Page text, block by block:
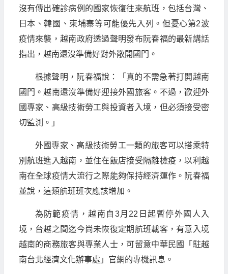
沒有傳出確診病例的國家恢復往來航班，包括台灣、
日本、韓國、柬埔寨等可能優先入列。但憂心第2波
疫情來襲，越南政府透過聲明發布阮春福的最新講話
指出，越南還沒準備好對外敞開國門。
根據聲明，阮春福說：「真的不需急著打開越南
國門。越南還沒準備好迎接外國旅客。不過，歡迎外
國專家、高級技術勞工與投資者入境，但必須接受密
切監測。」
外國專家、高級技術勞工一類的旅客可以搭乘特
別航班進入越南，並住在飯店接受隔離檢疫，以利越
南在全球疫情大流行之際能夠保持經濟運作。阮春福
並說，這類航班班次應該增加。
為防範疫情，越南自3月22日起暫停外國人入
境，台越之間迄今尚未恢復定期航班載客，有意入境
越南的商務旅客與專業人士，可留意中華民國「駐越
南台北經濟文化辦事處」官網的專機訊息。